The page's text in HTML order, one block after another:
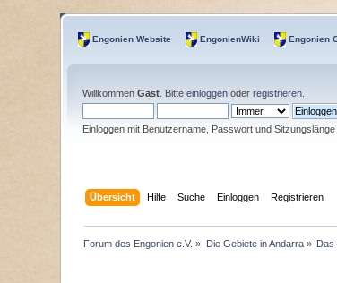
Engonien Website EngonienWiki Engonien
WillkommenGast . Bitteeinloggen oderregistrieren
Einloggen mit Benutzername, Passwort und Sitzungslänge
Übersicht Hilfe Suche Einloggen Registrieren
Forum des Engonien e.V. » Die Gebiete in Andarra» Das